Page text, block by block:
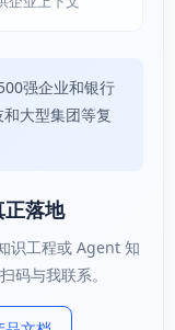
强企业和银行
大型集团等复
落地
识工程或 Agent 知
码与我联系。